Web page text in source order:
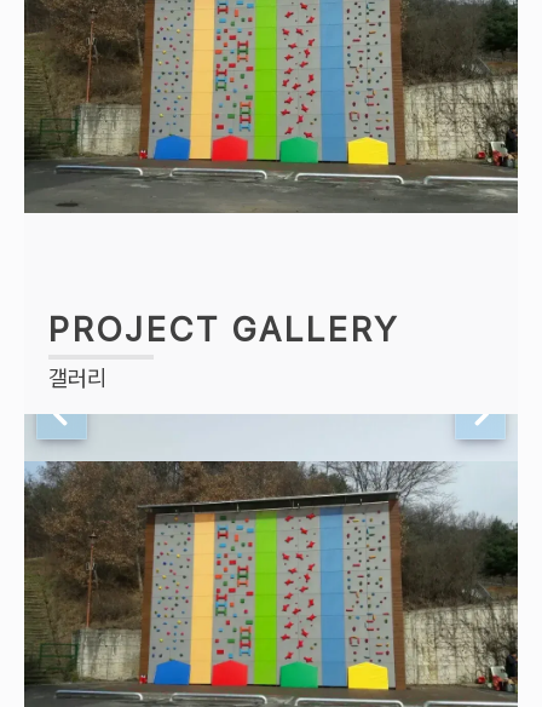
PROJECT GALLERY
갤러리